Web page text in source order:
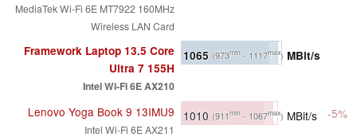
MediaTek Wi-Fi 6E MT7922 160MHz
Wireless LAN Card
Framework Laptop 13.5 Core
Ultra 7 155H
Intel Wi-Fi 6E AX210
1065 (973min - 1117max) MBit/s
Lenovo Yoga Book 9 13IMU9
Intel Wi-Fi 6E AX211
1010 (911min - 1067max) MBit/s -5%